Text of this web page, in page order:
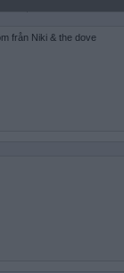
från Niki & the dove